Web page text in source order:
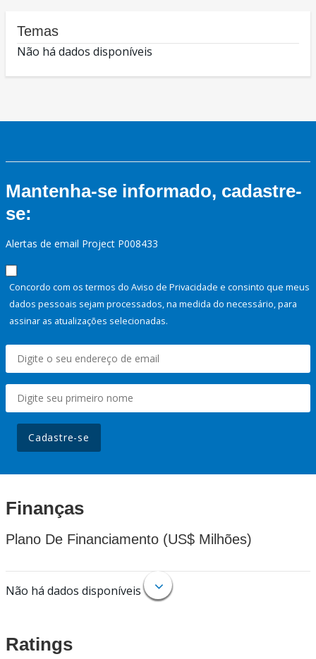
Temas
Não há dados disponíveis
Mantenha-se informado, cadastre-
se:
Alertas de email Project P008433
Concordo com os termos do Aviso de Privacidade e consinto que meus
dados pessoais sejam processados, na medida do necessário, para
assinar as atualizações selecionadas.
Cadastre-se
Finanças
Plano De Financiamento (US$ Milhões)
Não há dados disponíveis
Ratings